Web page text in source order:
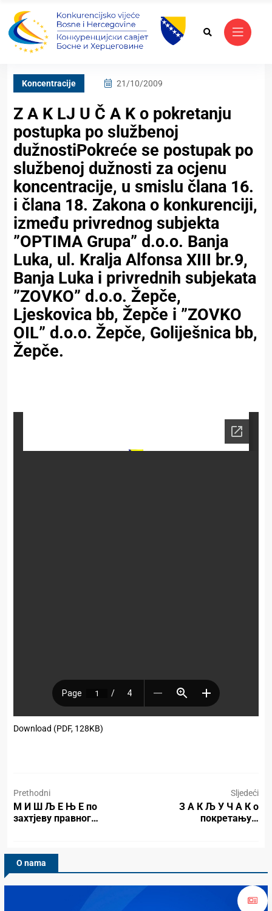
Koncentracije 21/10/2009
Z A K LJ U Č A K o pokretanju
postupka po službenoj
dužnostiPokreće se postupak po
službenoj dužnosti za ocjenu
koncentracije, u smislu člana 16.
i člana 18. Zakona o konkurenciji,
između privrednog subjekta
”OPTIMA Grupa” d.o.o. Banja
Luka, ul. Kralja Alfonsa XIII br.9,
Banja Luka i privrednih subjekata
”ZOVKO” d.o.o. Žepče,
Ljeskovica bb, Žepče i ”ZOVKO
OIL” d.o.o. Žepče, Goliješnica bb,
Žepče.
Download (PDF, 128KB)
Prethodni
М И Ш Љ Е Њ Е по
захтјеву правног…
Sljedeći
З А К Љ У Ч А К о
покретању…
O nama